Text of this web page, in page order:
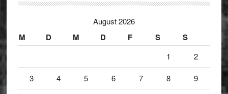
August 2026
M D M D F S S
1 2
3 4 5 6 7 8 9